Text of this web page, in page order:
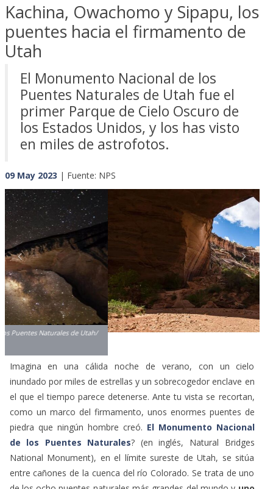
Kachina, Owachomo y Sipapu, los
puentes hacia el firmamento de
Utah
El Monumento Nacional de los
Puentes Naturales de Utah fue el
primer Parque de Cielo Oscuro de
los Estados Unidos, y los has visto
en miles de astrofotos.
09 May 2023 | Fuente: NPS
Previous Next
inundado por miles de estrellas y un sobrecogedor enclave en
el que el tiempo parece detenerse. Ante tu vista se recortan,
como un marco del firmamento, unos enormes puentes de
piedra que ningún hombre creó.
El Monumento Nacional
? (en inglés, Natural Bridges
National Monument), en el límite sureste de Utah, se sitúa
entre cañones de la cuenca del río Colorado. Se trata de uno
de los ocho puentes naturales más grandes del mundo y